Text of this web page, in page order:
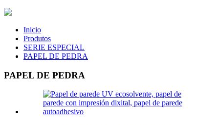
Inicio
Produtos
SERIE ESPECIAL
PAPEL DE PEDRA
PAPEL DE PEDRA